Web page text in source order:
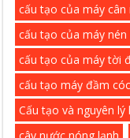
cấu tạo của máy cân
cấu tạo của máy nén
cấu tạo của máy tời
cấu tạo máy đầm cóc
Cấu tạo và nguyên
cây nước nóng lạnh